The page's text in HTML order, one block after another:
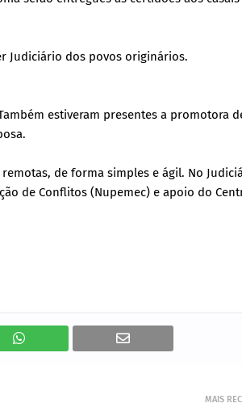
Judiciário dos povos originários.
estiveram presentes a promotora
de forma simples e ágil. No
de Conflitos (Nupemec) e apoio do
MAIS